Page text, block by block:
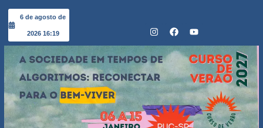
6 de agosto de
2026 16:19